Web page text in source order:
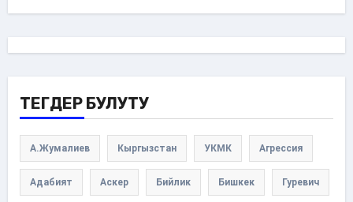
ТЕГДЕР БУЛУТУ
А.Жумалиев Кыргызстан УКМК Агрессия
Адабият Аскер Бийлик Бишкек Гуревич